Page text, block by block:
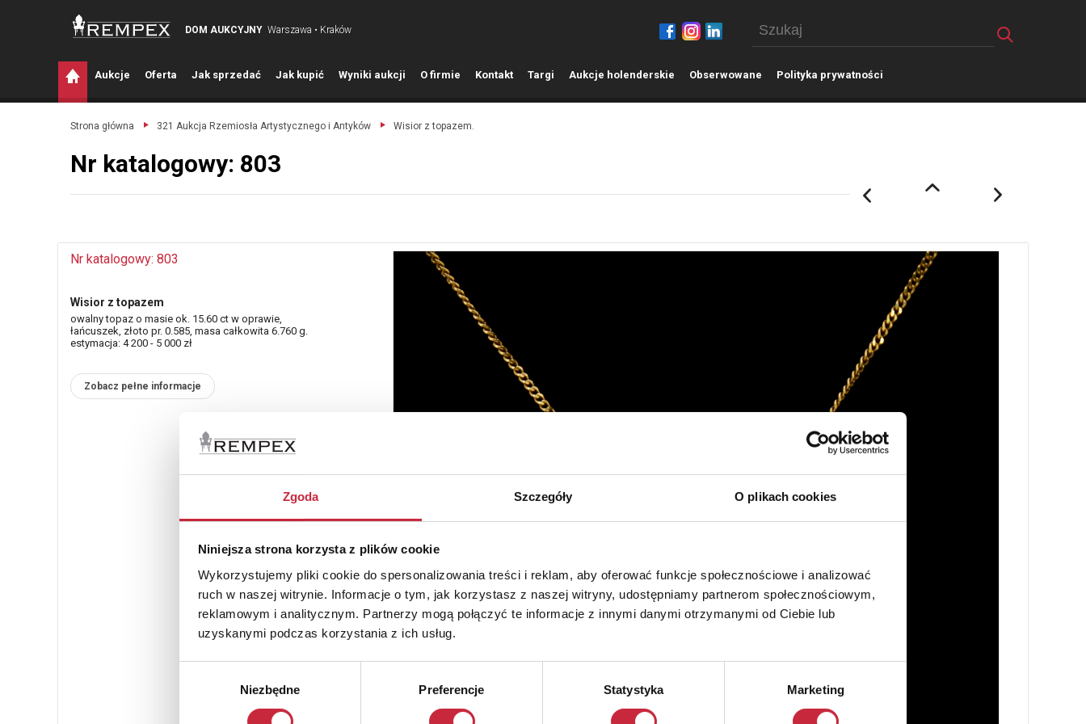
Zgoda Szczegóły O plikach cookies
Niniejsza strona korzysta z plików cookie
Wykorzystujemy pliki cookie do spersonalizowania treści i reklam, aby oferować funkcje społecznościowe i analizować
ruch w naszej witrynie. Informacje o tym, jak korzystasz z naszej witryny, udostępniamy partnerom społecznościowym,
reklamowym i analitycznym. Partnerzy mogą połączyć te informacje z innymi danymi otrzymanymi od Ciebie lub
uzyskanymi podczas korzystania z ich usług.
Niezbędne Preferencje Statystyka Marketing
DOM AUKCYJNY Warszawa • Kraków
Aukcje Oferta Jak sprzedać Jak kupić Wyniki aukcji O firmie Kontakt Targi Aukcje holenderskie Obserwowane Polityka prywatności
Strona główna 321 Aukcja Rzemiosła Artystycznego i Antyków Wisior z topazem.
Nr katalogowy: 803
Nr katalogowy: 803
Wisior z topazem
owalny topaz o masie ok. 15.60 ct w oprawie,
łańcuszek, złoto pr. 0.585, masa całkowita 6.760 g.
estymacja: 4 200 - 5 000 zł
Zobacz pełne informacje